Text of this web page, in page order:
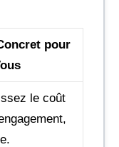
pour
le coût